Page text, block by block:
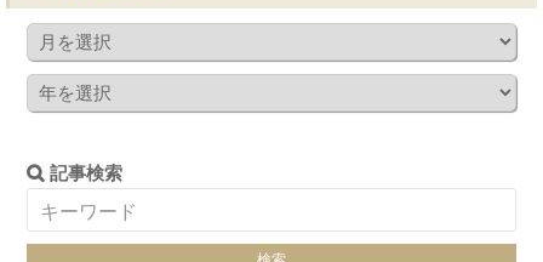
記事検索